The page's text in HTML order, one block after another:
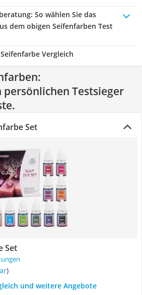
: So wählen Sie das
dem obigen Seifenfarben Test
Vergleich
persönlichen Testsieger
Set
Set
)
und weitere Angebote